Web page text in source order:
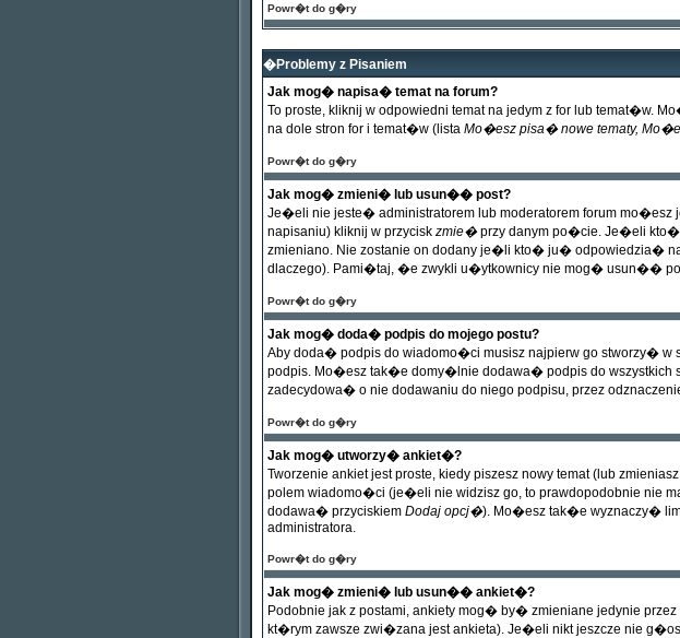
Powr�t do g�ry
�Problemy z Pisaniem
Jak mog� napisa� temat na forum?
To proste, kliknij w odpowiedni temat na jedym z for lub
na dole stron for i temat�w (lista Mo�esz pisa� nowe tematy,
Powr�t do g�ry
Jak mog� zmieni� lub usun�� post?
Je�eli nie jeste� administratorem lub moderatorem forum
napisaniu) kliknij w przycisk zmie�przy danym po�cie. Je�eli kto�
zmieniano. Nie zostanie on dodany je�li kto� ju� odpowiedzia�
dlaczego). Pami�taj, �e zwykli u�ytkownicy nie mog� usun��
Powr�t do g�ry
Jak mog� doda� podpis do mojego postu?
Aby doda� podpis do wiadomo�ci musisz najpierw go stworzy�
podpis. Mo�esz tak�e domy�lnie dodawa� podpis do
zadecydowa� o nie dodawaniu do niego podpisu, przez
Powr�t do g�ry
Jak mog� utworzy� ankiet�?
Tworzenie ankiet jest proste, kiedy piszesz nowy temat (lub
polem wiadomo�ci (je�eli nie widzisz go, to prawdopodobnie nie
dodawa� przyciskiem Dodaj opcj�). Mo�esz tak�e wyznaczy�
administratora.
Powr�t do g�ry
Jak mog� zmieni� lub usun�� ankiet�?
Podobnie jak z postami, ankiety mog� by� zmieniane jedynie
kt�rym zawsze zwi�zana jest ankieta). Je�eli nikt jeszcze nie